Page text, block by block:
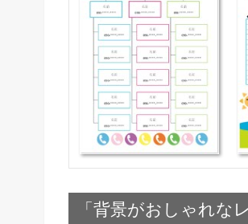
「背景がおしゃれな